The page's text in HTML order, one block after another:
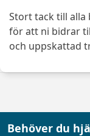
Stort tack till alla
för att ni bidrar
och uppskattad
Behöver du